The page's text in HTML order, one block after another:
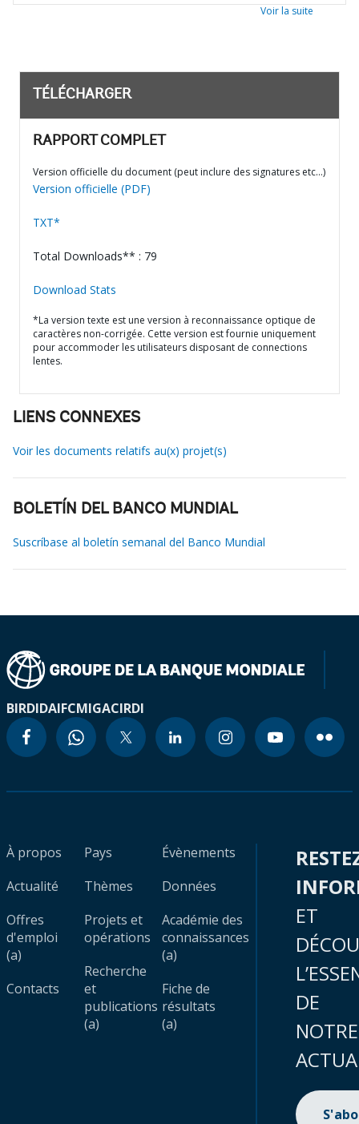
Voir la suite
TÉLÉCHARGER
RAPPORT COMPLET
Version officielle du document (peut inclure des signatures etc…)
Version officielle (PDF)
TXT*
Total Downloads** : 79
Download Stats
*La version texte est une version à reconnaissance optique de
caractères non-corrigée. Cette version est fournie uniquement
pour accommoder les utilisateurs disposant de connections
lentes.
LIENS CONNEXES
Voir les documents relatifs au(x) projet(s)
BOLETÍN DEL BANCO MUNDIAL
Suscríbase al boletín semanal del Banco Mundial
BIRDIDAIFCMIGACIRDI
À propos
Actualité
Offres
d'emploi
(a)
Contacts
Pays
Thèmes
Projets et
opérations
Recherche
et
publications
(a)
Évènements
Données
Académie des
connaissances
(a)
Fiche de
résultats
(a)
ET
DE
NOTRE